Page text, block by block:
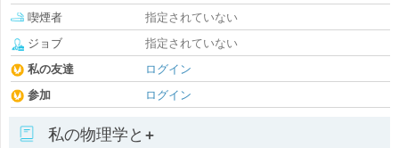
喫煙者
指定されていない
ジョブ
指定されていない
私の友達
ログイン
参加
ログイン
私の物理学と+